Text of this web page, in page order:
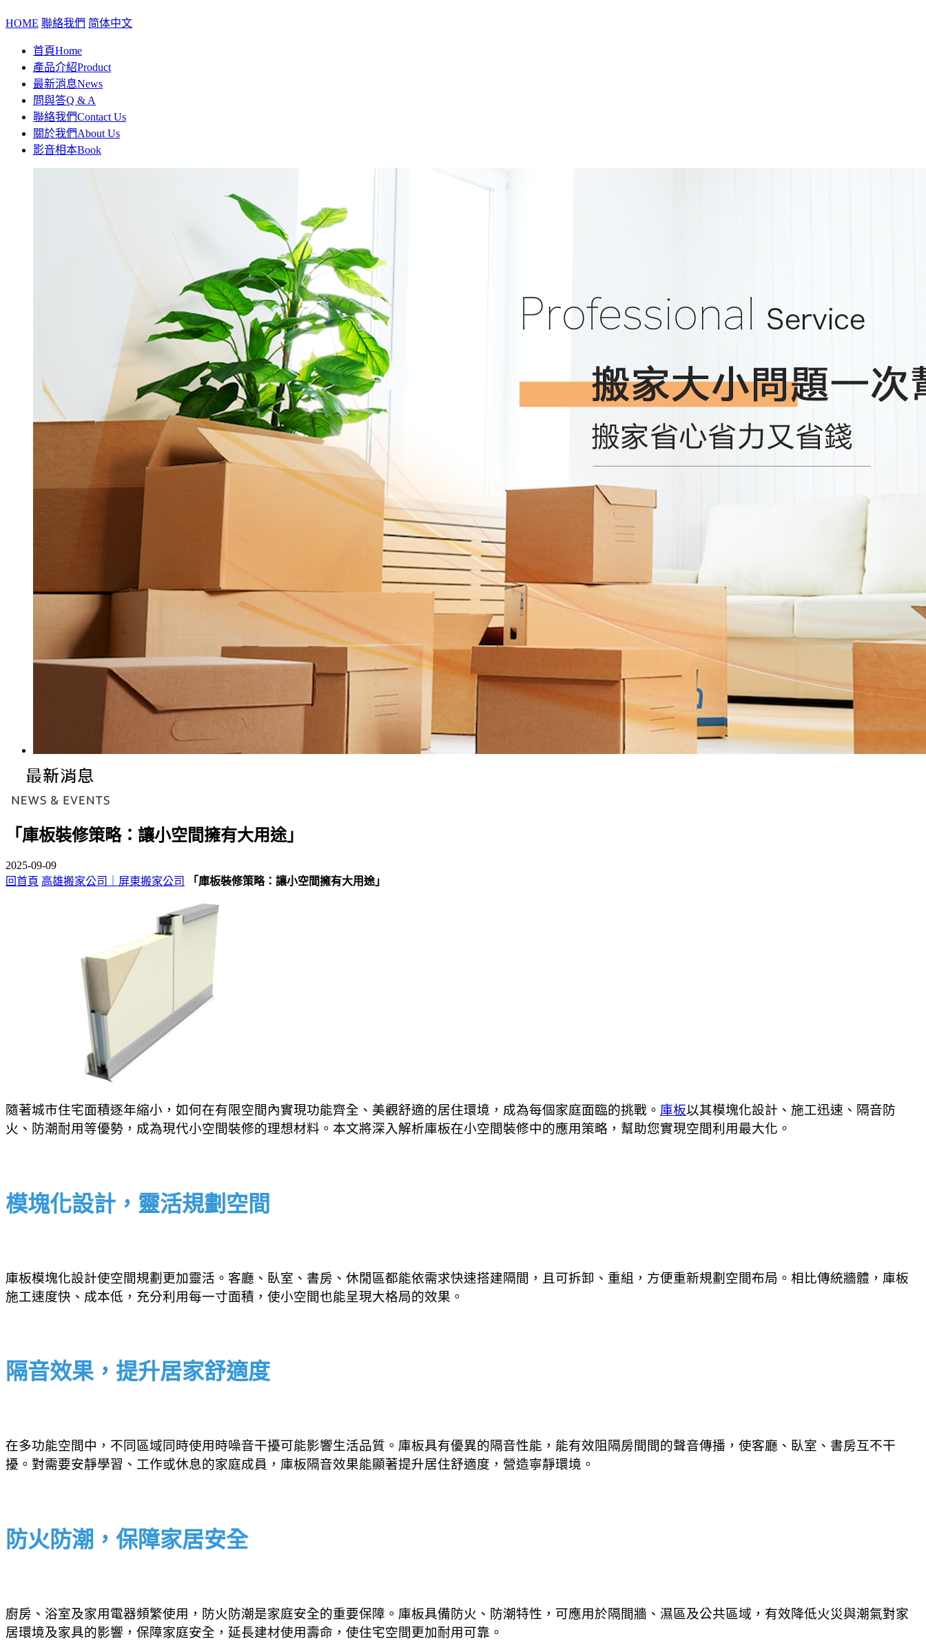
HOME 聯絡我們 简体中文
首頁Home
產品介紹Product
最新消息News
問與答Q & A
聯絡我們Contact Us
關於我們About Us
影音相本Book
「庫板裝修策略：讓小空間擁有大用途」
2025-09-09
回首頁 高雄搬家公司｜屏東搬家公司 「庫板裝修策略：讓小空間擁有大用途」
隨著城市住宅面積逐年縮小，如何在有限空間內實現功能齊全、美觀舒適的居住環境，成為每個家庭面臨的挑戰。 庫板以其模塊化設計、施工迅速、隔音防
火、防潮耐用等優勢，成為現代小空間裝修的理想材料。本文將深入解析庫板在小空間裝修中的應用策略，幫助您實現空間利用最大化。
模塊化設計，靈活規劃空間
庫板模塊化設計使空間規劃更加靈活。客廳、臥室、書房、休閒區都能依需求快速搭建隔間，且可拆卸、重組，方便重新規劃空間布局。相比傳統牆體，庫板
施工速度快、成本低，充分利用每一寸面積，使小空間也能呈現大格局的效果。
隔音效果，提升居家舒適度
在多功能空間中，不同區域同時使用時噪音干擾可能影響生活品質。庫板具有優異的隔音性能，能有效阻隔房間間的聲音傳播，使客廳、臥室、書房互不干
擾。對需要安靜學習、工作或休息的家庭成員，庫板隔音效果能顯著提升居住舒適度，營造寧靜環境。
防火防潮，保障家居安全
廚房、浴室及家用電器頻繁使用，防火防潮是家庭安全的重要保障。庫板具備防火、防潮特性，可應用於隔間牆、濕區及公共區域，有效降低火災與潮氣對家
居環境及家具的影響，保障家庭安全，延長建材使用壽命，使住宅空間更加耐用可靠。